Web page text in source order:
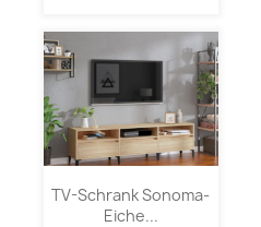
TV-Schrank Sonoma-
Eiche...